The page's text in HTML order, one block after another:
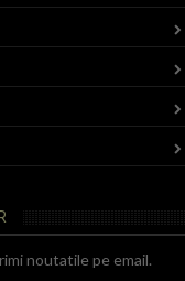
noutatile pe email.